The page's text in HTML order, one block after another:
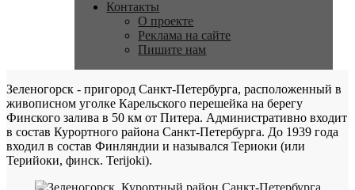
Контакты
О проекте
Реклама на сайте
Пишите нам
Зеленогорск - пригород Санкт-Петербурга, расположенный в
живописном уголке Карельского перешейка на берегу
Финского залива в 50 км от Питера. Административно входит
в состав Курортного района Санкт-Петербурга. До 1939 года
входил в состав Финляндии и назывался Териоки (или
Терийоки, финск. Terijoki).